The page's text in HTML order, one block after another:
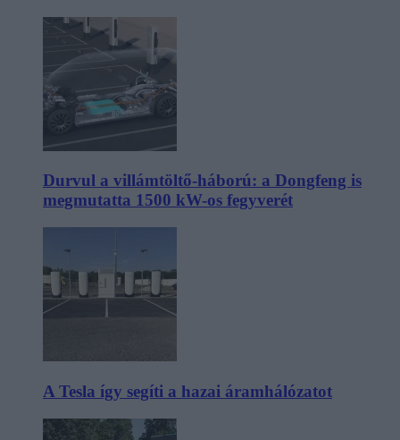
Durvul a villámtöltő-háború: a Dongfeng is
megmutatta 1500 kW-os fegyverét
A Tesla így segíti a hazai áramhálózatot